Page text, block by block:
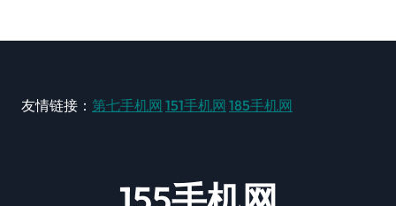
友情链接： 第七手机网 151手机网 185手机网